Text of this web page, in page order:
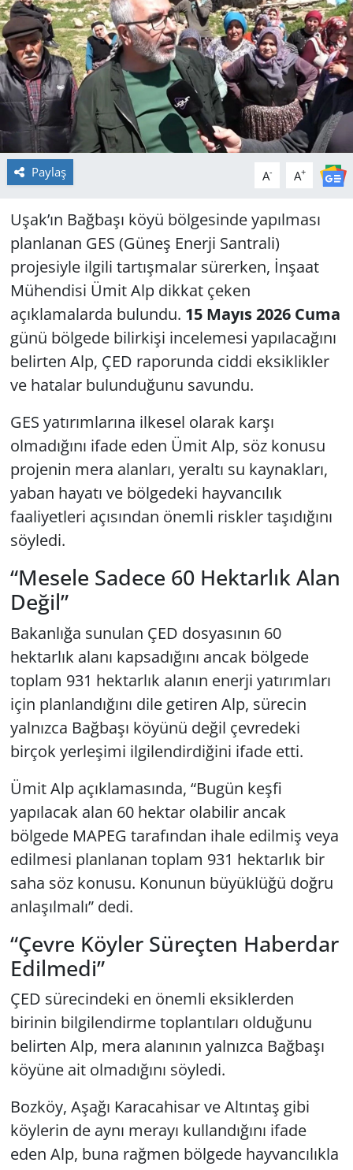
Paylaş A- A+
Uşak’ın Bağbaşı köyü bölgesinde yapılması
planlanan GES (Güneş Enerji Santrali)
projesiyle ilgili tartışmalar sürerken, İnşaat
Mühendisi Ümit Alp dikkat çeken
açıklamalarda bulundu. 15 Mayıs 2026 Cuma
günü bölgede bilirkişi incelemesi yapılacağını
belirten Alp, ÇED raporunda ciddi eksiklikler
ve hatalar bulunduğunu savundu.
GES yatırımlarına ilkesel olarak karşı
olmadığını ifade eden Ümit Alp, söz konusu
projenin mera alanları, yeraltı su kaynakları,
yaban hayatı ve bölgedeki hayvancılık
faaliyetleri açısından önemli riskler taşıdığını
söyledi.
“Mesele Sadece 60 Hektarlık Alan
Değil”
Bakanlığa sunulan ÇED dosyasının 60
hektarlık alanı kapsadığını ancak bölgede
toplam 931 hektarlık alanın enerji yatırımları
için planlandığını dile getiren Alp, sürecin
yalnızca Bağbaşı köyünü değil çevredeki
birçok yerleşimi ilgilendirdiğini ifade etti.
Ümit Alp açıklamasında, “Bugün keşfi
yapılacak alan 60 hektar olabilir ancak
bölgede MAPEG tarafından ihale edilmiş veya
edilmesi planlanan toplam 931 hektarlık bir
saha söz konusu. Konunun büyüklüğü doğru
anlaşılmalı” dedi.
“Çevre Köyler Süreçten Haberdar
Edilmedi”
ÇED sürecindeki en önemli eksiklerden
birinin bilgilendirme toplantıları olduğunu
belirten Alp, mera alanının yalnızca Bağbaşı
köyüne ait olmadığını söyledi.
Bozköy, Aşağı Karacahisar ve Altıntaş gibi
köylerin de aynı merayı kullandığını ifade
eden Alp, buna rağmen bölgede hayvancılıkla